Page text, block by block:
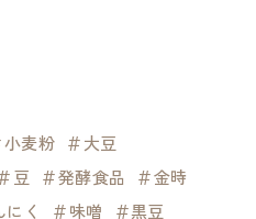
小麦粉 ＃大豆
豆 ＃発酵食品
＃金時
く ＃味噌 ＃黒豆